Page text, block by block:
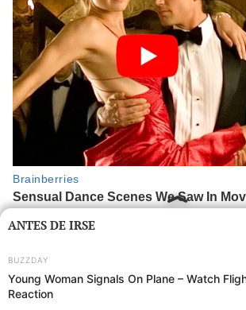
ANTES DE IRSE